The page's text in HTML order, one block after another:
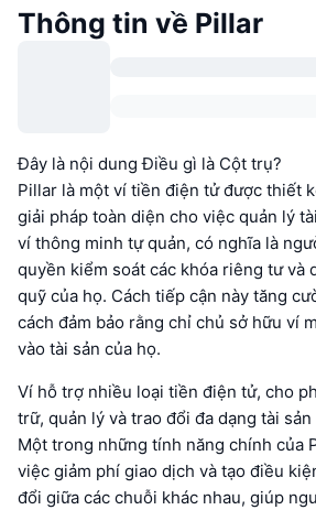
Thông tin về Pillar
Đây là nội dung Điều gì là Cột trụ?
Pillar là một ví tiền điện tử được thiết
giải pháp toàn diện cho việc quản lý
ví thông minh tự quản, có nghĩa là
quyền kiểm soát các khóa riêng tư và
quỹ của họ. Cách tiếp cận này tăng
cách đảm bảo rằng chỉ chủ sở hữu ví
vào tài sản của họ.
Ví hỗ trợ nhiều loại tiền điện tử, cho
trữ, quản lý và trao đổi đa dạng tài
Một trong những tính năng chính của
việc giảm phí giao dịch và tạo điều
đổi giữa các chuỗi khác nhau, giúp